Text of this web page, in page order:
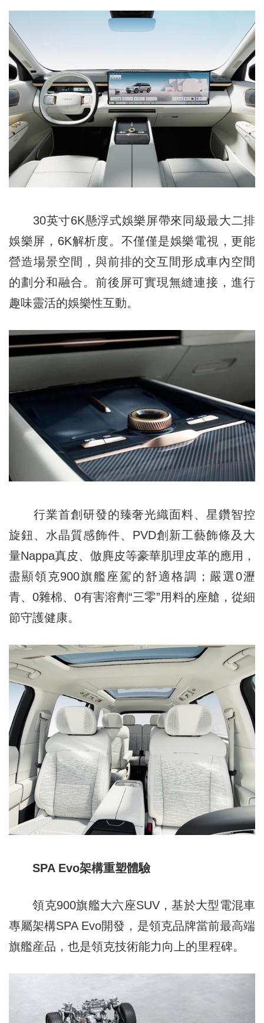
30英寸6K懸浮式娛樂屏帶來同級最大二排
娛樂屏，6K解析度。不僅僅是娛樂電視，更能
營造場景空間，與前排的交互間形成車內空間
的劃分和融合。前後屏可實現無縫連接，進行
趣味靈活的娛樂性互動。
行業首創研發的臻奢光織面料、星鑽智控
旋鈕、水晶質感飾件、PVD創新工藝飾條及大
量Nappa真皮、倣麂皮等豪華肌理皮革的應用，
盡顯領克900旗艦座駕的舒適格調；嚴選0瀝
青、0雜棉、0有害溶劑“三零”用料的座艙，從細
節守護健康。
SPA Evo架構重塑體驗
領克900旗艦大六座SUV，基於大型電混車
專屬架構SPA Evo開發，是領克品牌當前最高端
旗艦産品，也是領克技術能力向上的里程碑。